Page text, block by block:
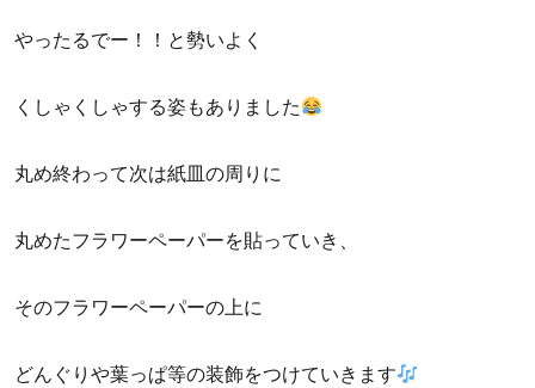
やったるでー！！と勢いよく
くしゃくしゃする姿もありました
丸め終わって次は紙皿の周りに
丸めたフラワーペーパーを貼っていき、
そのフラワーペーパーの上に
どんぐりや葉っぱ等の装飾をつけていきます